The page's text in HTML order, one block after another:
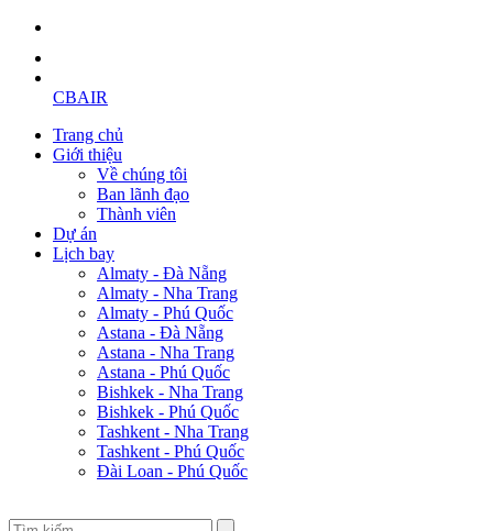
CBAIR
Trang chủ
Giới thiệu
Về chúng tôi
Ban lãnh đạo
Thành viên
Dự án
Lịch bay
Almaty - Đà Nẵng
Almaty - Nha Trang
Almaty - Phú Quốc
Astana - Đà Nẵng
Astana - Nha Trang
Astana - Phú Quốc
Bishkek - Nha Trang
Bishkek - Phú Quốc
Tashkent - Nha Trang
Tashkent - Phú Quốc
Đài Loan - Phú Quốc